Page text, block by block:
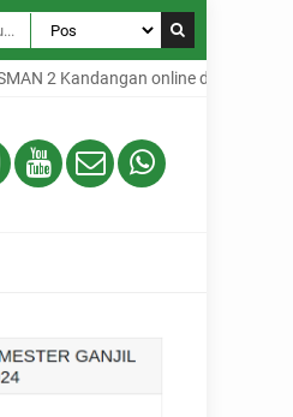
2 Kandangan online dari Desa